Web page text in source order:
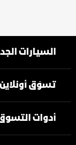
السيارات
تسوَق أونلاين
أدوات